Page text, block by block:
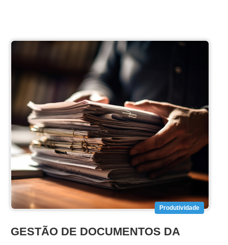
Produtividade
GESTÃO DE DOCUMENTOS DA